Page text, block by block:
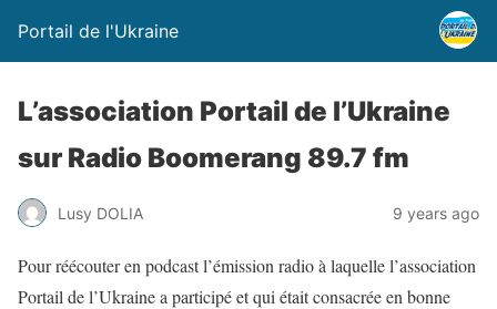
Portail de l'Ukraine
L’association Portail de l’Ukraine
sur Radio Boomerang 89.7 fm
Lusy DOLIA 9 years ago
Pour réécouter en podcast l’émission radio à laquelle l’association
Portail de l’Ukraine a participé et qui était consacrée en bonne